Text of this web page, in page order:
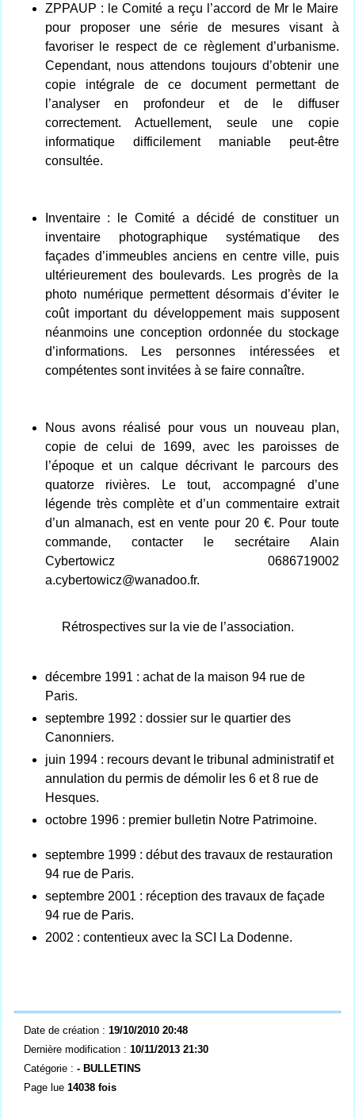
ZPPAUP : le Comité a reçu l’accord de Mr le Maire
pour proposer une série de mesures visant à
favoriser le respect de ce règlement d’urbanisme.
Cependant, nous attendons toujours d’obtenir une
copie intégrale de ce document permettant de
l’analyser en profondeur et de le diffuser
correctement. Actuellement, seule une copie
informatique difficilement maniable peut-être
consultée.
Inventaire : le Comité a décidé de constituer un
inventaire photographique systématique des
façades d’immeubles anciens en centre ville, puis
ultérieurement des boulevards. Les progrès de la
photo numérique permettent désormais d’éviter le
coût important du développement mais supposent
néanmoins une conception ordonnée du stockage
d’informations. Les personnes intéressées et
compétentes sont invitées à se faire connaître.
Nous avons réalisé pour vous un nouveau plan,
copie de celui de 1699, avec les paroisses de
l’époque et un calque décrivant le parcours des
quatorze rivières. Le tout, accompagné d’une
légende très complète et d’un commentaire extrait
d’un almanach, est en vente pour 20 €. Pour toute
commande, contacter le secrétaire Alain
Cybertowicz 0686719002
a.cybertowicz@wanadoo.fr.
Rétrospectives sur la vie de l’association.
décembre 1991 : achat de la maison 94 rue de
Paris.
septembre 1992 : dossier sur le quartier des
Canonniers.
juin 1994 : recours devant le tribunal administratif et
annulation du permis de démolir les 6 et 8 rue de
Hesques.
octobre 1996 : premier bulletin Notre Patrimoine.
septembre 1999 : début des travaux de restauration
94 rue de Paris.
septembre 2001 : réception des travaux de façade
94 rue de Paris.
2002 : contentieux avec la SCI La Dodenne.
Date de création : 19/10/2010 20:48
Dernière modification : 10/11/2013 21:30
Catégorie : - BULLETINS
Page lue 14038 fois